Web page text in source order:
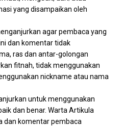
yang disampaikan oleh
agar pembaca yang
dan komentar tidak
ras dan antar-golongan
fitnah, tidak menggunakan
nickname atau nama
untuk menggunakan
dan benar. Warta Artikula
dan komentar pembaca